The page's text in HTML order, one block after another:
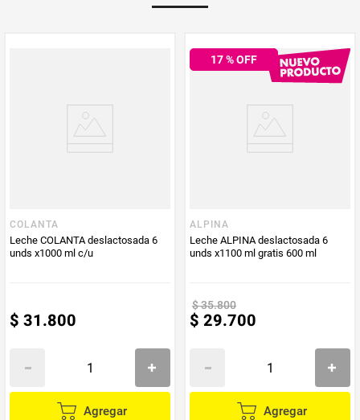
COLANTA
Leche COLANTA deslactosada 6
unds x1000 ml c/u
$ 31.800
Agregar
17% OFF
ALPINA
Leche ALPINA deslactosada 6
unds x1100 ml gratis 600 ml
$35.800
$ 29.700
Agregar